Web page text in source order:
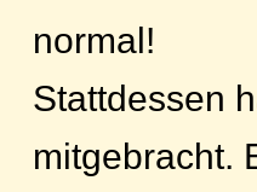
normal!
Stattdessen
mitgebracht.